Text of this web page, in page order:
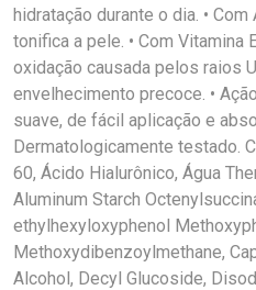
hidratação durante o dia. •
tonifica a pele. • Com Vitamina
oxidação causada pelos raios
envelhecimento precoce. •
suave, de fácil aplicação e
Dermatologicamente testado.
60, Ácido Hialurônico, Água
Aluminum Starch
ethylhexyloxyphenol
Methoxydibenzoylmethane,
Alcohol, Decyl Glucoside,